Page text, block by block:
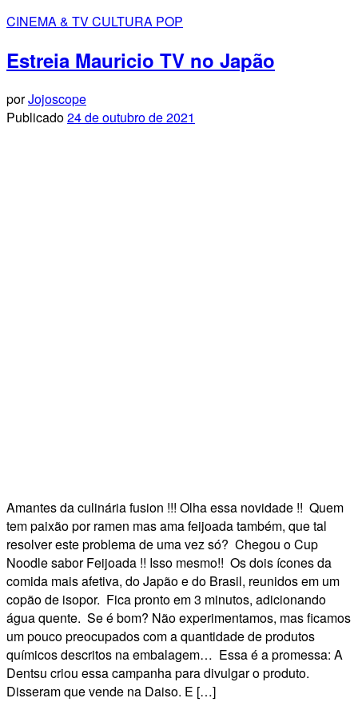
CINEMA & TVCULTURA POP
Estreia Mauricio TV no Japão
porJojoscope
Publicado24 de outubro de 2021
Amantes da culinária fusion !!! Olha essa novidade !! Quem
tem paixão por ramen mas ama feijoada também, que tal
resolver este problema de uma vez só? Chegou o Cup
Noodle sabor Feijoada !! Isso mesmo!! Os dois ícones da
comida mais afetiva, do Japão e do Brasil, reunidos em um
copão de isopor. Fica pronto em 3 minutos, adicionando
água quente. Se é bom? Não experimentamos, mas ficamos
um pouco preocupados com a quantidade de produtos
químicos descritos na embalagem… Essa é a promessa: A
Dentsu criou essa campanha para divulgar o produto.
Disseram que vende na Daiso. E […]